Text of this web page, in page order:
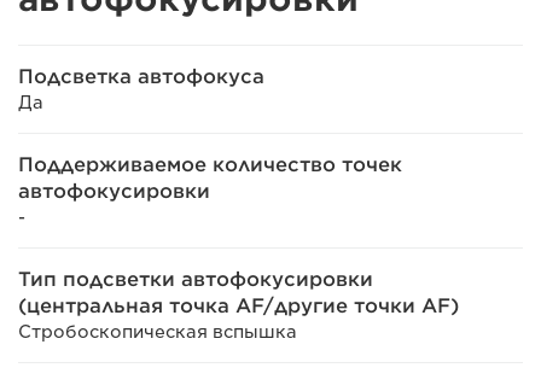
Подсветка автофокуса
Да
Поддерживаемое количество точек
автофокусировки
-
Тип подсветки автофокусировки
(центральная точка AF/другие точки AF)
Стробоскопическая вспышка